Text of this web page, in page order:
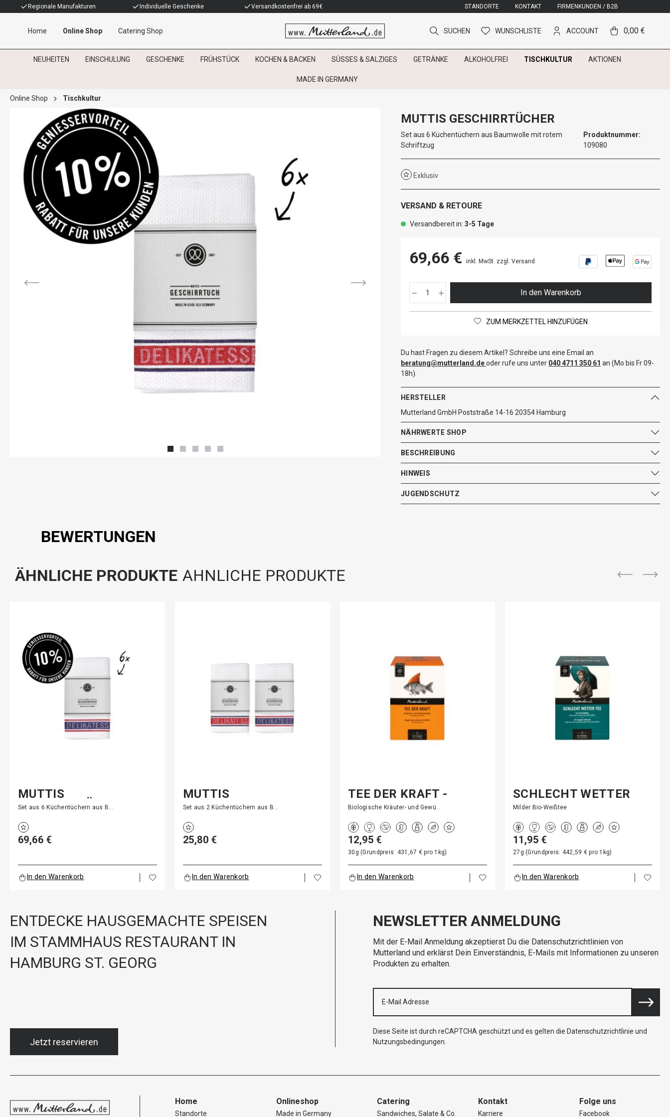
Regionale Manufakturen Individuelle Geschenke Versandkostenfrei ab 69€ STANDORTE KONTAKT FIRMENKUNDEN / B2B
Home Online Shop Catering Shop SUCHEN WUNSCHLISTE ACCOUNT 0,00 €
NEUHEITEN EINSCHULUNG GESCHENKE FRÜHSTÜCK KOCHEN & BACKEN SÜSSES & SALZIGES GETRÄNKE ALKOHOLFREI TISCHKULTUR AKTIONEN
MADE IN GERMANY
Online Shop Tischkultur
MUTTIS GESCHIRRTÜCHER
Set aus 6 Küchentüchern aus Baumwolle mit rotem
Schriftzug
Produktnummer:
109080
Exklusiv
VERSAND & RETOURE
Versandbereit in: 3-5 Tage
69,66 € inkl. MwSt. zzgl. Versand
In den Warenkorb
ZUM MERKZETTEL HINZUFÜGEN
Du hast Fragen zu diesem Artikel? Schreibe uns eine Email an
beratung@mutterland.deoder rufe uns unter 040 4711 350 61 an (Mo bis Fr 09-
18h).
HERSTELLER
Mutterland GmbH Poststraße 14-16 20354 Hamburg
NÄHRWERTE SHOP
BESCHREIBUNG
HINWEIS
JUGENDSCHUTZ
BEWERTUNGEN
ÄHNLICHE PRODUKTE AHNLICHE PRODUKTE
MUTTIS
GESCHIRRTÜCHER
Set aus 6 Küchentüchern aus B…
69,66 €
In den Warenkorb
MUTTIS
GESCHIRRTUCH DUO
Set aus 2 Küchentüchern aus B…
25,80 €
In den Warenkorb
TEE DER KRAFT -
BEUTEL
Biologische Kräuter- und Gewü…
12,95 €
30g (Grundpreis: 431,67 € pro 1kg)
In den Warenkorb
SCHLECHT WETTER
TEE - B…
Milder Bio-Weißtee
11,95 €
27g (Grundpreis: 442,59 € pro 1kg)
In den Warenkorb
ENTDECKE HAUSGEMACHTE SPEISEN
IM STAMMHAUS RESTAURANT IN
HAMBURG ST. GEORG
Jetzt reservieren
NEWSLETTER ANMELDUNG
Mit der E-Mail Anmeldung akzeptierst Du die Datenschutzrichtlinien von
Mutterland und erklärst Dein Einverständnis, E-Mails mit Informationen zu unseren
Produkten zu erhalten.
Diese Seite ist durch reCAPTCHA geschützt und es gelten die Datenschutzrichtlinie und
Nutzungsbedingungen
Home
Standorte
Onlineshop
Made in Germany
Catering
Sandwiches, Salate & Co.
Kontakt
Karriere
Folge uns
Facebook